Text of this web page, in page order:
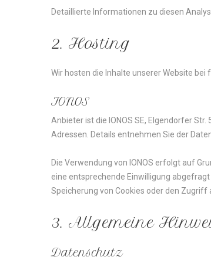
Detaillierte Informationen zu diesen
2. Hosting
Wir hosten die Inhalte unserer Website bei
IONOS
Anbieter ist die IONOS SE, Elgendorfer
Adressen. Details entnehmen Sie der
Die Verwendung von IONOS erfolgt auf
eine entsprechende Einwilligung
Speicherung von Cookies oder den
3. Allgemeine
Datenschutz